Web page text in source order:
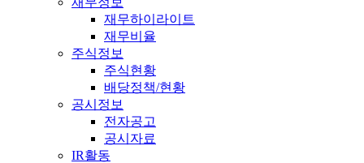
재무하이라이트
재무비율
주식정보
주식현황
배당정책/현황
공시정보
전자공고
공시자료
IR활동